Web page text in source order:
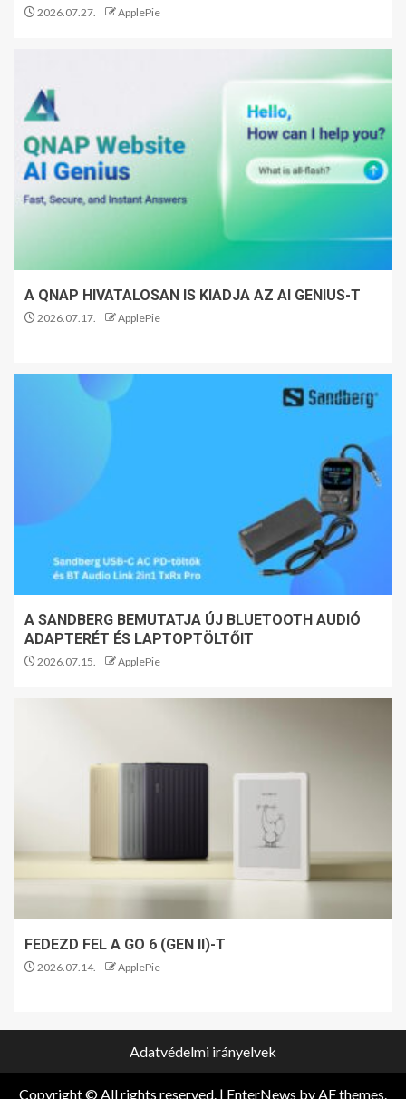
2026.07.27. ApplePie
A QNAP HIVATALOSAN IS KIADJA AZ AI GENIUS-T
2026.07.17. ApplePie
A SANDBERG BEMUTATJA ÚJ BLUETOOTH AUDIÓ
ADAPTERÉT ÉS LAPTOPTÖLTŐIT
2026.07.15. ApplePie
FEDEZD FEL A GO 6 (GEN II)-T
2026.07.14. ApplePie
Adatvédelmi irányelvek
Copyright © All rights reserved. | EnterNews by AF themes.